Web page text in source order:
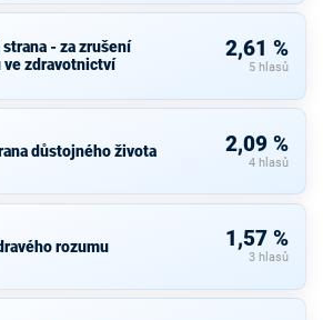
- za zrušení
ve zdravotnictví
2,61 %
5 hlasů
důstojného života 2,09 %
4 hlasů
rozumu 1,57 %
3 hlasů